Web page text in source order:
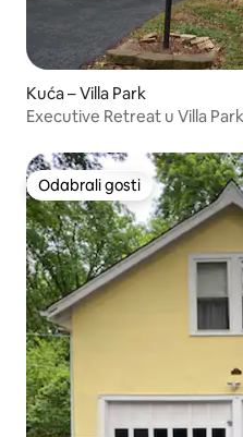
Kuća – Villa Park
Executive Retreat u Villa
Odabrali gosti
Odabrali gosti